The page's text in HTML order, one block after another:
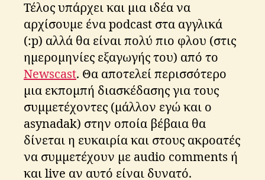
Τέλος υπάρχει και μια ιδέα να
αρχίσουμε ένα podcast στα αγγλικά
(:p) αλλά θα είναι πολύ πιο φλου (στις
ημερομηνίες εξαγωγής του) από το
Newscast. Θα αποτελεί περισσότερο
μια εκπομπή διασκέδασης για τους
συμμετέχοντες (μάλλον εγώ και ο
asynadak) στην οποία βέβαια θα
δίνεται η ευκαιρία και στους ακροατές
να συμμετέχουν με audio comments ή
και live αν αυτό είναι δυνατό.